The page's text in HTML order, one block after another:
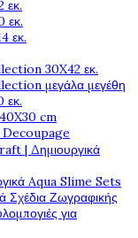
εκ.
εκ.
εκ.
30X42 εκ.
μεγάλα μεγέθη
εκ.
cm
Decoupage
| Δημιουργικά
Aqua Slime Sets
Σχέδια Ζωγραφικής
για